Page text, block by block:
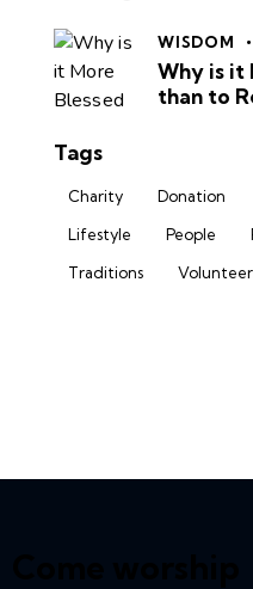
WISDOM
Why is it
than to
Tags
Charity Donation
Lifestyle
People
Traditions